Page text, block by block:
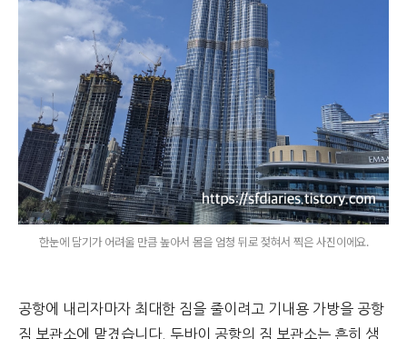
한눈에 담기가 어려울 만큼 높아서 몸을 엄청 뒤로 젖혀서 찍은 사진이에요.
공항에 내리자마자 최대한 짐을 줄이려고 기내용 가방을 공항
짐 보관소에 맡겼습니다. 두바이 공항의 짐 보관소는 흔히 생